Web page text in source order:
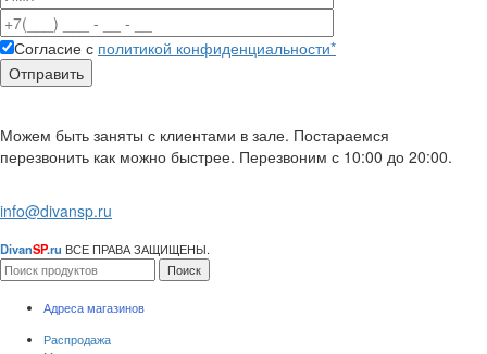
Согласие с политикой конфиденциальности*
Можем быть заняты с клиентами в зале. Постараемся
перезвонить как можно быстрее. Перезвоним с 10:00 до 20:00.
info@divansp.ru
DivanSP.ru ВСЕ ПРАВА ЗАЩИЩЕНЫ.
Поиск
Адреса магазинов
Распродажа